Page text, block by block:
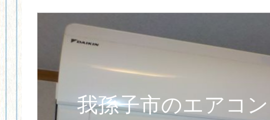
我孫子市のエアコ